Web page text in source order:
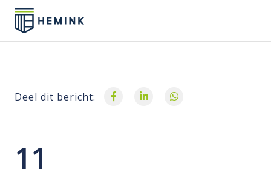
Deel dit bericht:
11